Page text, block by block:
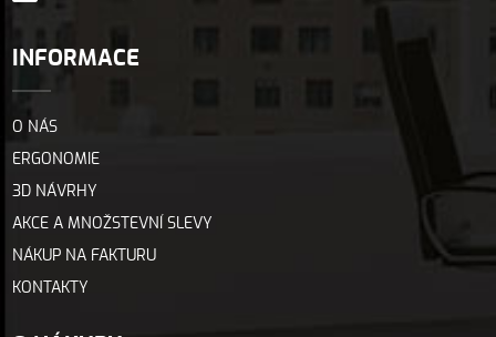
INFORMACE
O NÁS
ERGONOMIE
3D NÁVRHY
AKCE A MNOŽSTEVNÍ SLEVY
NÁKUP NA FAKTURU
KONTAKTY